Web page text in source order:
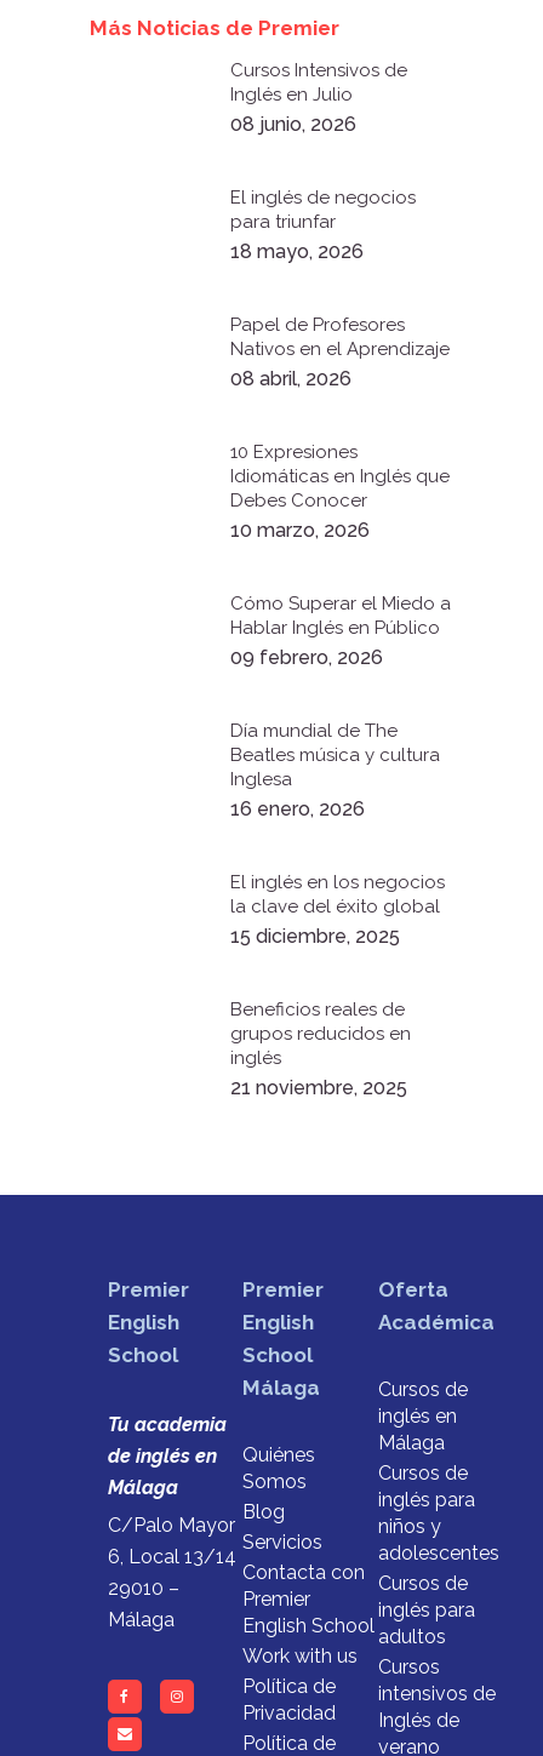
Más Noticias de Premier
Cursos Intensivos de
Inglés en Julio
08 junio, 2026
El inglés de negocios
para triunfar
18 mayo, 2026
Papel de Profesores
Nativos en el Aprendizaje
08 abril, 2026
10 Expresiones
Idiomáticas en Inglés que
Debes Conocer
10 marzo, 2026
Cómo Superar el Miedo a
Hablar Inglés en Público
09 febrero, 2026
Día mundial de The
Beatles música y cultura
Inglesa
16 enero, 2026
El inglés en los negocios
la clave del éxito global
15 diciembre, 2025
Beneficios reales de
grupos reducidos en
inglés
21 noviembre, 2025
Premier
English
School
Tu academia
de inglés en
Málaga
C/Palo Mayor
6, Local 13/14
29010 –
Málaga
Premier
English
School
Málaga
Quiénes
Somos
Blog
Servicios
Contacta con
Premier
English School
Work with us
Política de
Privacidad
Política de
Oferta
Académica
Cursos de
inglés en
Málaga
Cursos de
inglés para
niños y
adolescentes
Cursos de
inglés para
adultos
Cursos
intensivos de
Inglés de
verano